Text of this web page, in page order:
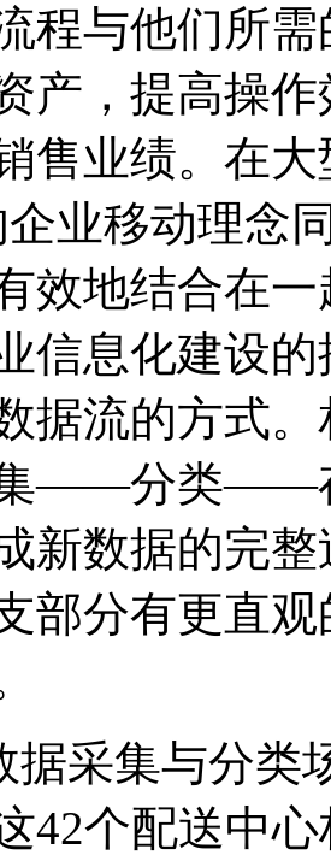
程与他们所
产，提高操
售业绩。在
业移动理念
效地结合在
信息化建设
据流的方式
集——分类
数据的完整
部分有更直
据采集与分类
42个配送中